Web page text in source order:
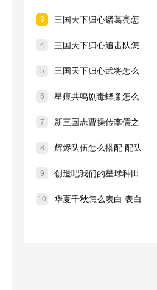
3 三国天下归心诸葛亮怎
4 三国天下归心追击队怎
5 三国天下归心武将怎么
6 星痕共鸣剧毒蜂巢怎么
7 新三国志曹操传李儒之
8 辉烬队伍怎么搭配 配队
9 创造吧我们的星球种田
10 华夏千秋怎么表白 表白